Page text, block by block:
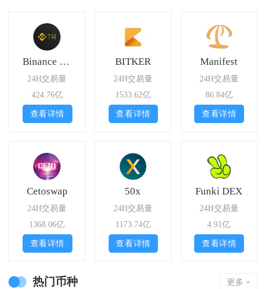
Binance TR
24H交易量
424.76亿
查看详情
BITKER
24H交易量
1533.62亿
查看详情
Manifest
24H交易量
86.84亿
查看详情
Cetoswap
24H交易量
1368.06亿
查看详情
50x
24H交易量
1173.74亿
查看详情
Funki DEX
24H交易量
4.91亿
查看详情
热门币种 更多 +